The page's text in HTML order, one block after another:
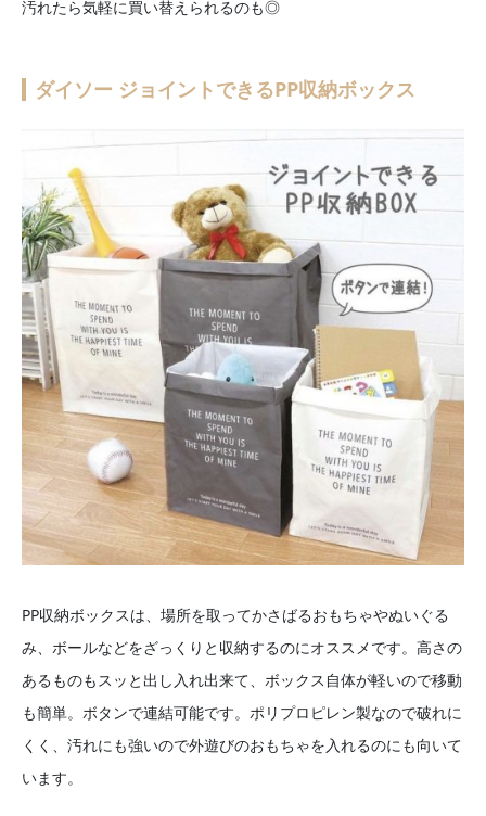
汚れたら気軽に買い替えられるのも◎
ダイソー ジョイントできるPP収納ボックス
PP収納ボックスは、場所を取ってかさばるおもちゃやぬいぐる
み、ボールなどをざっくりと収納するのにオススメです。高さの
あるものもスッと出し入れ出来て、ボックス自体が軽いので移動
も簡単。ボタンで連結可能です。ポリプロピレン製なので破れに
くく、汚れにも強いので外遊びのおもちゃを入れるのにも向いて
います。